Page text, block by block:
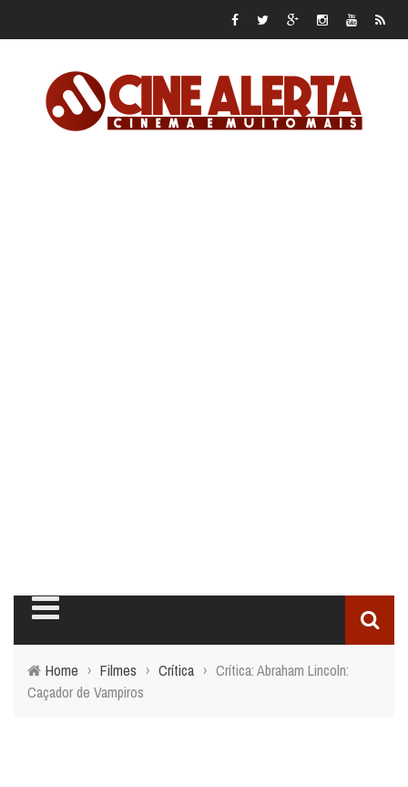
Home › Filmes › Crítica › Crítica: Abraham Lincoln:
Caçador de Vampiros